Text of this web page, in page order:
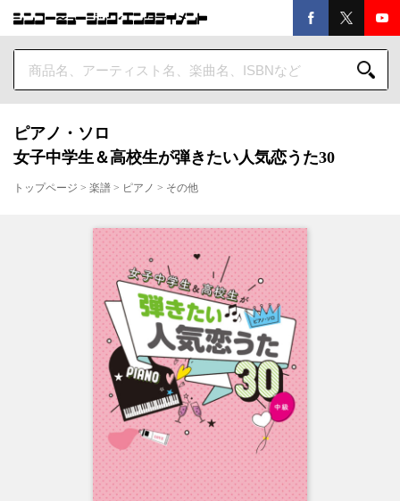
ピアノ・ソロ
女子中学生＆高校生が弾きたい人気恋うた30
トップページ > 楽譜 > ピアノ > その他